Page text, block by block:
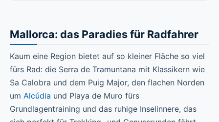
Mallorca: das Paradies für Radfahrer
Kaum eine Region bietet auf so kleiner Fläche so viel
fürs Rad: die Serra de Tramuntana mit Klassikern wie
Sa Calobra und dem Puig Major, den flachen Norden
um Alcúdia und Playa de Muro fürs
Grundlagentraining und das ruhige Inselinnere, das